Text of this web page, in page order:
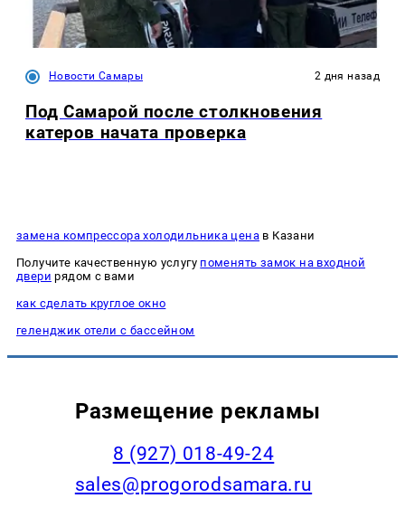
Новости Самары 2 дня назад
Под Самарой после столкновения
катеров начата проверка
замена компрессора холодильника цена в Казани
Получите качественную услугу поменять замок на входной
двери рядом с вами
как сделать круглое окно
геленджик отели с бассейном
Размещение рекламы
8 (927) 018-49-24
sales@progorodsamara.ru